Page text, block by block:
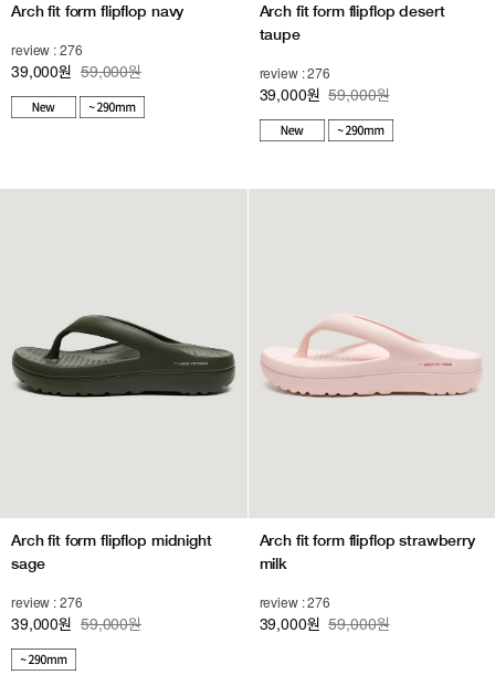
Arch fit form flipflop navy
review : 276
39,000원 59,000원
Arch fit form flipflop desert
taupe
review : 276
39,000원 59,000원
Arch fit form flipflop midnight
sage
review : 276
39,000원 59,000원
Arch fit form flipflop strawberry
milk
review : 276
39,000원 59,000원